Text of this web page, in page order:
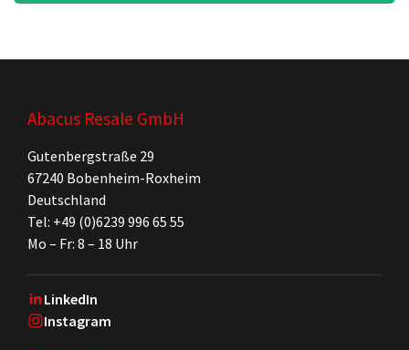
Abacus Resale GmbH
Gutenbergstraße 29
67240 Bobenheim-Roxheim
Deutschland
Tel: +49 (0)6239 996 65 55
Mo – Fr: 8 – 18 Uhr
LinkedIn
Instagram